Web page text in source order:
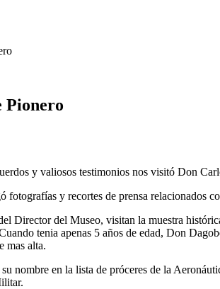
Pionero
y valiosos testimonios nos visitó Don
fotografías y recortes de prensa relacionados
Director del Museo, visitan la muestra
tenia apenas 5 años de edad, Don
mas alta.
nombre en la lista de próceres de la